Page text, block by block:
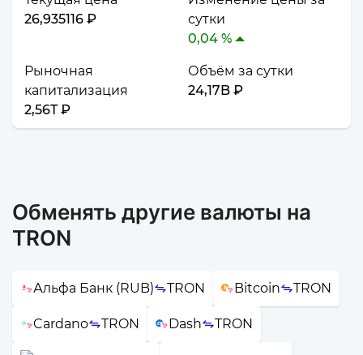
26,935116 ₽
сутки
0,04 %
Рыночная
капитализация
2,56T ₽
Объём за сутки
24,17B ₽
Обменять другие валюты на
TRON
Альфа Банк (RUB) TRON Bitcoin TRON
Cardano TRON Dash TRON